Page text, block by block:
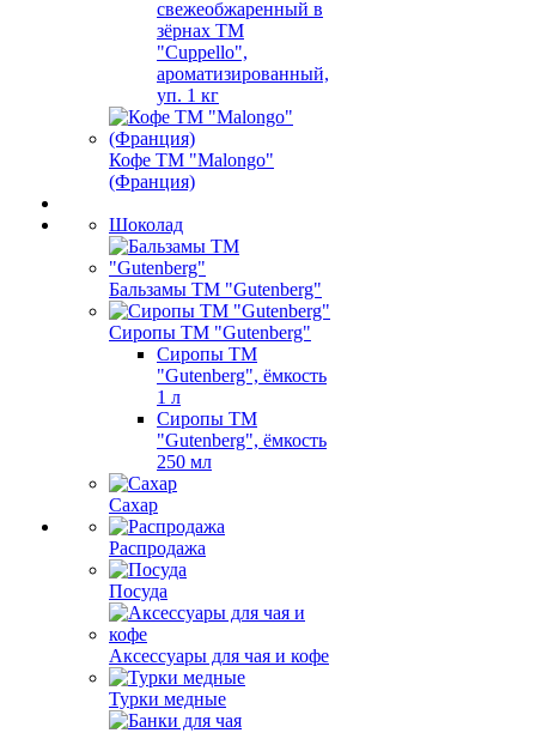
свежеобжаренный в
зёрнах ТМ
"Cuppello",
ароматизированный,
уп. 1 кг
Кофе ТМ "Malongo"
(Франция)
Шоколад
Бальзамы ТМ "Gutenberg"
Сиропы ТМ "Gutenberg"
Сиропы ТМ
"Gutenberg", ёмкость
1 л
Сиропы ТМ
"Gutenberg", ёмкость
250 мл
Сахар
Распродажа
Посуда
Аксессуары для чая и кофе
Турки медные